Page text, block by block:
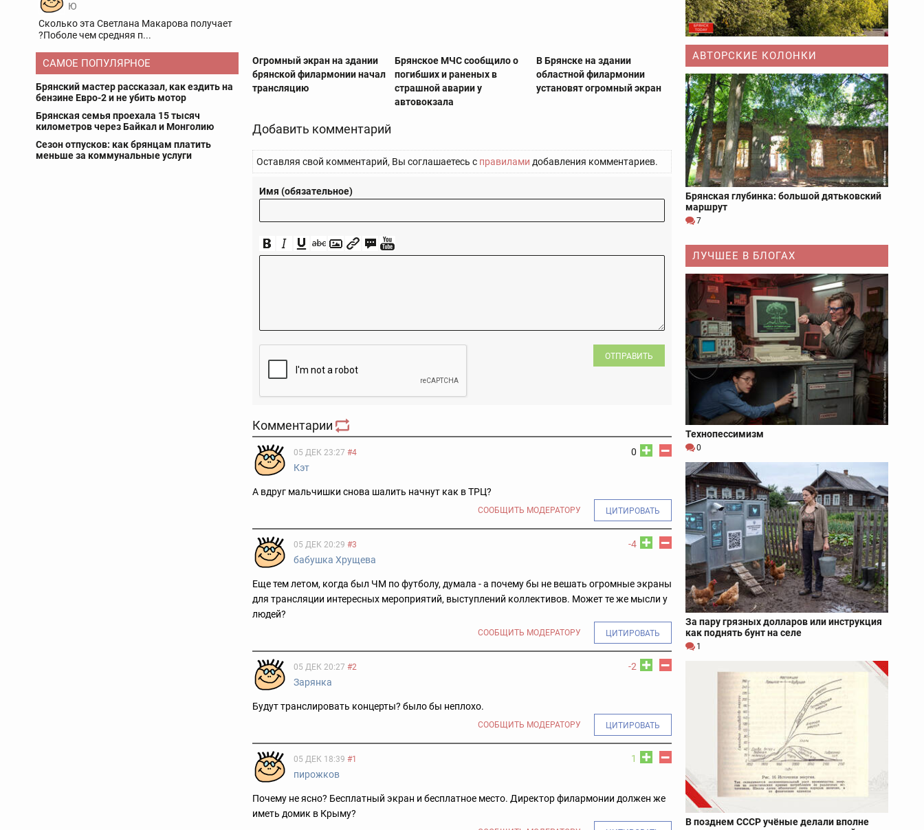
Ю
Сколько эта Светлана Макарова получает
?Поболе чем средняя п...
САМОЕ ПОПУЛЯРНОЕ
Брянский мастер рассказал, как ездить на
бензине Евро-2 и не убить мотор
Брянская семья проехала 15 тысяч
километров через Байкал и Монголию
Сезон отпусков: как брянцам платить
меньше за коммунальные услуги
Огромный экран на здании
брянской филармонии начал
трансляцию
Брянское МЧС сообщило о
погибших и раненых в
страшной аварии у
автовокзала
В Брянске на здании
областной филармонии
установят огромный экран
Добавить комментарий
Оставляя свой комментарий, Вы соглашаетесь с правилами добавления комментариев.
Имя (обязательное)
ОТПРАВИТЬ
Комментарии
0
05 ДЕК 23:27 #4
Кэт
А вдруг мальчишки снова шалить начнут как в ТРЦ?
СООБЩИТЬ МОДЕРАТОРУ ЦИТИРОВАТЬ
-4
05 ДЕК 20:29 #3
бабушка Хрущева
Еще тем летом, когда был ЧМ по футболу, думала - а почему бы не вешать огромные экраны
для трансляции интересных мероприятий, выступлений коллективов. Может те же мысли у
людей?
СООБЩИТЬ МОДЕРАТОРУ ЦИТИРОВАТЬ
-2
05 ДЕК 20:27 #2
Зарянка
Будут транслировать концерты? было бы неплохо.
СООБЩИТЬ МОДЕРАТОРУ ЦИТИРОВАТЬ
1
05 ДЕК 18:39 #1
пирожков
Почему не ясно? Бесплатный экран и бесплатное место. Директор филармонии должен же
иметь домик в Крыму?
АВТОРСКИЕ КОЛОНКИ
Брянская глубинка: большой дятьковский
маршрут
7
ЛУЧШЕЕ В БЛОГАХ
Технопессимизм
0
За пару грязных долларов или инструкция
как поднять бунт на селе
1
В позднем СССР учёные делали вполне